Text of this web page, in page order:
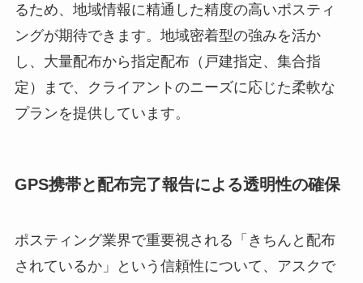
るため、地域情報に精通した精度の高いポスティ
ングが期待できます。地域密着型の強みを活か
し、大量配布から指定配布（戸建指定、集合指
定）まで、クライアントのニーズに応じた柔軟な
プランを提供しています。
GPS携帯と配布完了報告による透明性の確保
ポスティング業界で重要視される「きちんと配布
されているか」という信頼性について、アスクで